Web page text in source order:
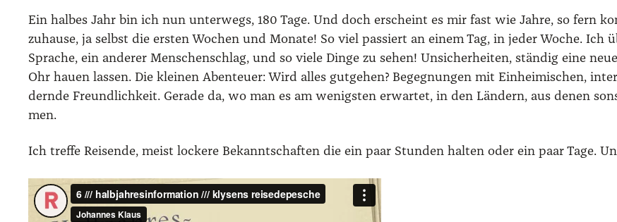
Ein hal­bes Jahr bin ich nun unter­wegs, 180 Tage. Und doch erscheint es mir fast wie Jah­re, so fern
zuhau­se, ja selbst die ers­ten Wochen und Mona­te! So viel pas­siert an einem Tag, in jeder Woche. Ich
Spra­che, ein ande­rer Men­schen­schlag, und so vie­le Din­ge zu sehen! Unsi­cher­hei­ten, stän­dig eine
Ohr hau­en las­sen. Die klei­nen Aben­teu­er: Wird alles gut­ge­hen? Begeg­nun­gen mit Ein­hei­mi­schen,
dern­de Freund­lich­keit. Gera­de da, wo man es am wenigs­ten erwar­tet, in den Län­dern, aus denen
men.
Ich tref­fe Rei­sen­de, meist locke­re Bekannt­schaf­ten die ein paar Stun­den hal­ten oder ein paar Tage.